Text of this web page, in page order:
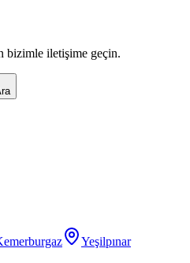
bizimle iletişime geçin.
Yeşilpınar